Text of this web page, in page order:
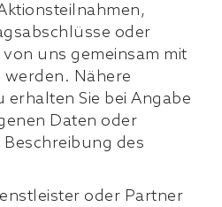
oder
uns gemeinsam mit
Nähere
Sie bei Angabe
Daten oder
des
oder Partner